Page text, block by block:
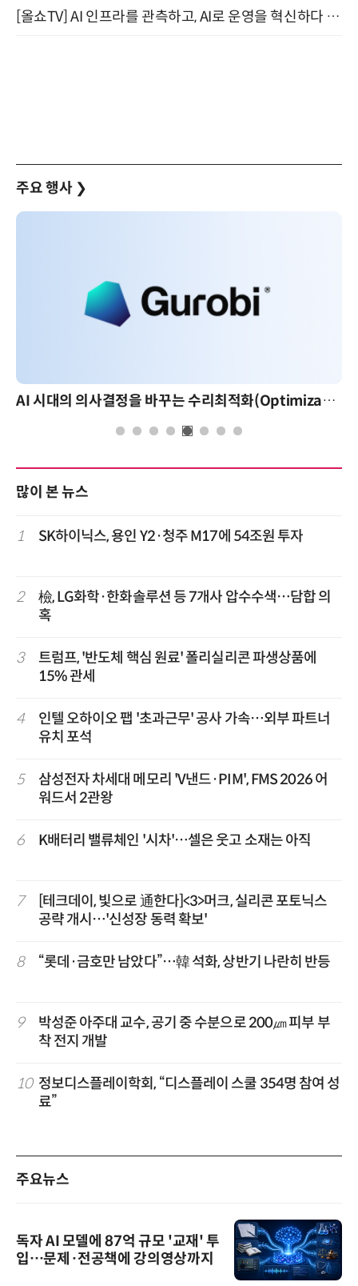
[올쇼TV] AI 인프라를 관측하고, AI로 운영을 혁신하다 (8월 11일 생방송)
주요 행사 ❯
AI 시대의 의사결정을 바꾸는 수리최적화(Optimization): 실제 산업 적용 사례와 활용 전략
많이 본 뉴스
1 SK하이닉스, 용인 Y2·청주 M17에 54조원 투자
2
檢, LG화학·한화솔루션 등 7개사 압수수색…담합 의
혹
3
트럼프, '반도체 핵심 원료' 폴리실리콘 파생상품에
15% 관세
4
인텔 오하이오 팹 '초과근무' 공사 가속…외부 파트너
유치 포석
5
삼성전자 차세대 메모리 'V낸드·PIM', FMS 2026 어
워드서 2관왕
6 K배터리 밸류체인 '시차'…셀은 웃고 소재는 아직
7
[테크데이, 빛으로 通한다]<3>머크, 실리콘 포토닉스
공략 개시…'신성장 동력 확보'
8 “롯데·금호만 남았다”…韓 석화, 상반기 나란히 반등
9
박성준 아주대 교수, 공기 중 수분으로 200㎛ 피부 부
착 전지 개발
10 정보디스플레이학회, “디스플레이 스쿨 354명 참여 성
료”
주요뉴스
독자 AI 모델에 87억 규모 '교재' 투
입…문제·전공책에 강의영상까지